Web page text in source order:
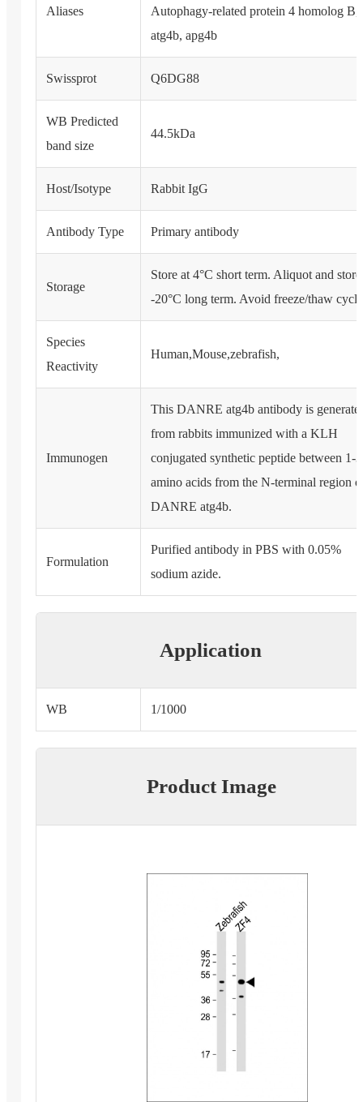
Aliases
Autophagy-related protein 4 homolog B,
atg4b, apg4b
Swissprot Q6DG88
WB Predicted
band size
44.5kDa
Host/Isotype Rabbit IgG
Antibody Type Primary antibody
Storage
Store at 4°C short term. Aliquot and store
-20°C long term. Avoid freeze/thaw
Species
Reactivity
Human,Mouse,zebrafish,
Immunogen
This DANRE atg4b antibody is
from rabbits immunized with a KLH
conjugated synthetic peptide between 1-
amino acids from the N-terminal region
DANRE atg4b.
Formulation
Purified antibody in PBS with 0.05%
sodium azide.
Application
WB 1/1000
Product Image